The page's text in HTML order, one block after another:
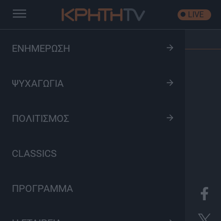
ΕΝΗΜΕΡΩΣΗ
ΨΥΧΑΓΩΓΙΑ
ΠΟΛΙΤΙΣΜΟΣ
CLASSICS
ΠΡΟΓΡΑΜΜΑ
LIVE
K Οδοιπορικό, Πολιτισμός